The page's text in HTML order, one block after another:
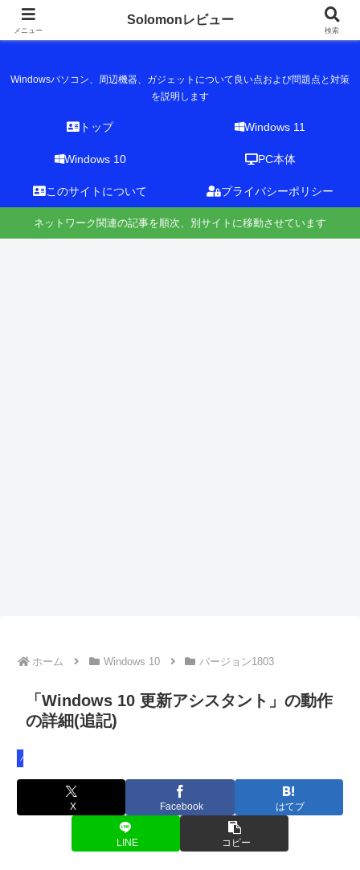
Solomonレビュー
Windowsパソコン、周辺機器、ガジェットについて良い点および問題点と対策
を説明します
トップ Windows 11
Windows 10 PC本体
このサイトについて プライバシーポリシー
ネットワーク関連の記事を順次、別サイトに移動させています
ホーム Windows 10 バージョン1803
「Windows 10 更新アシスタント」の動作
の詳細(追記)
バージョン1803
X Facebook はてブ
LINE コピー
メニュー
Solomonレビュー
検索